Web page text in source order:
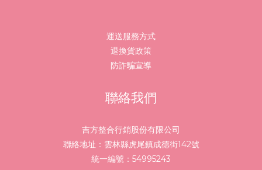
運送服務方式
退換貨政策
防詐騙宣導
聯絡我們
吉方整合行銷股份有限公司
聯絡地址：雲林縣虎尾鎮成德街142號
統一編號：54995243